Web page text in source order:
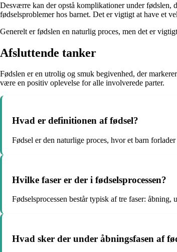
Desværre kan der opstå komplikationer under
fødselsproblemer hos barnet. Det er vigtigt at have et
Generelt er fødslen en naturlig proces, men det er
Afsluttende tanker
Fødslen er en utrolig og smuk begivenhed, der
være en positiv oplevelse for alle involverede parter.
Hvad er definitionen af ​​fødsel?
Fødsel er den naturlige proces, hvor et barn
Hvilke faser er der i fødselsprocessen?
Fødselsprocessen består typisk af tre faser: åbning,
Hvad sker der under åbningsfasen af